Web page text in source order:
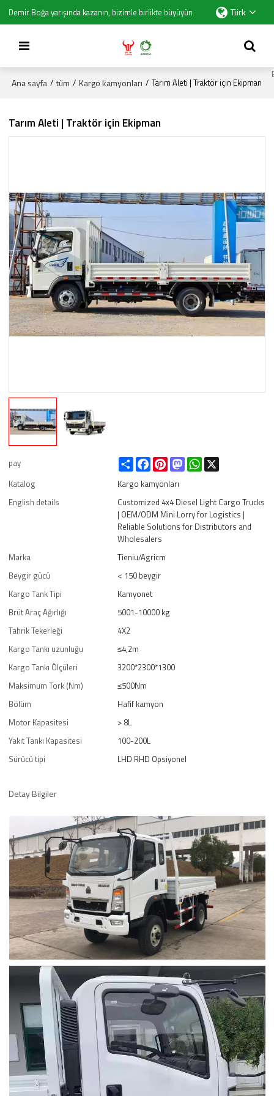
Demir Boğa yarışında kazanın, bizimle birlikte büyüyün Türk
Ana sayfa / tüm / Kargo kamyonları / Tarım Aleti | Traktör için Ekipman
Tarım Aleti | Traktör için Ekipman
pay ShareFacebookPinterestMastodonWhatsApp
Katalog
Kargo kamyonları
English details
Customized 4x4 Diesel Light Cargo Trucks
| OEM/ODM Mini Lorry for Logistics |
Reliable Solutions for Distributors and
Wholesalers
Marka
Tieniu/Agricm
Beygir gücü
< 150 beygir
Kargo Tank Tipi
Kamyonet
Brüt Araç Ağırlığı
5001-10000 kg
Tahrik Tekerleği
4X2
Kargo Tankı uzunluğu
≤4,2m
Kargo Tankı Ölçüleri
3200*2300*1300
Maksimum Tork (Nm)
≤500Nm
Bölüm
Hafif kamyon
Motor Kapasitesi
> 8L
Yakıt Tankı Kapasitesi
100-200L
Sürücü tipi
LHD RHD Opsiyonel
Detay Bilgiler